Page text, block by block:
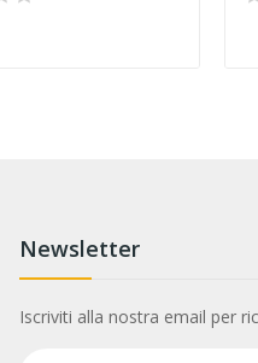
Newsletter
Iscriviti alla nostra email per